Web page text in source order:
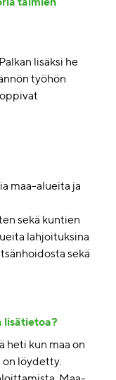
taimien
lisäksi he
työhön
maa-alueita ja
sekä kuntien
lahjoituksina
sekä
lisätietoa?
heti kun maa on
on löydetty.